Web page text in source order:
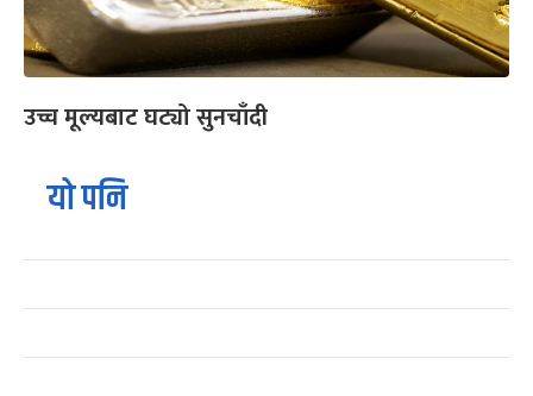
उच्च मूल्यबाट घट्यो सुनचाँदी
यो पनि